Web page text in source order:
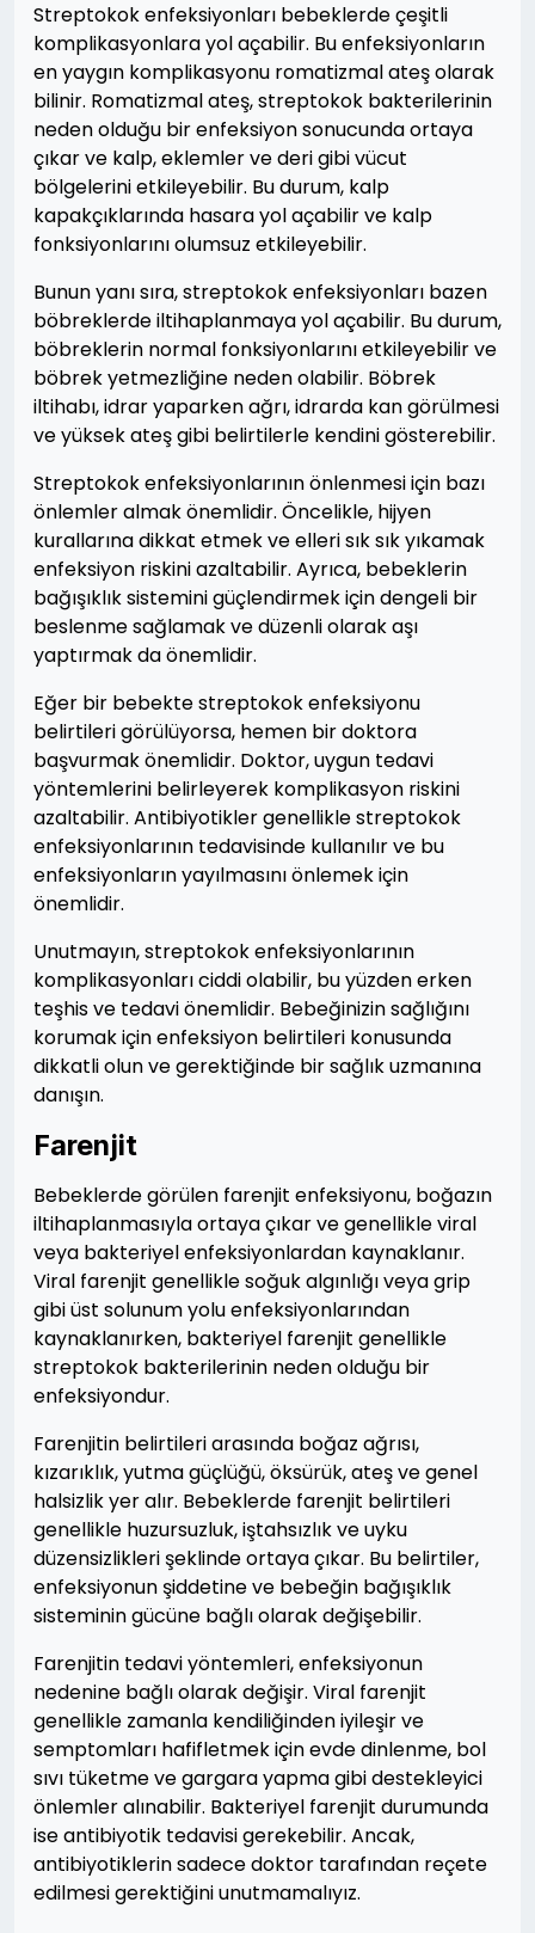
Streptokok enfeksiyonları bebeklerde çeşitli
komplikasyonlara yol açabilir. Bu enfeksiyonların
en yaygın komplikasyonu romatizmal ateş olarak
bilinir. Romatizmal ateş, streptokok bakterilerinin
neden olduğu bir enfeksiyon sonucunda ortaya
çıkar ve kalp, eklemler ve deri gibi vücut
bölgelerini etkileyebilir. Bu durum, kalp
kapakçıklarında hasara yol açabilir ve kalp
fonksiyonlarını olumsuz etkileyebilir.
Bunun yanı sıra, streptokok enfeksiyonları bazen
böbreklerde iltihaplanmaya yol açabilir. Bu durum,
böbreklerin normal fonksiyonlarını etkileyebilir ve
böbrek yetmezliğine neden olabilir. Böbrek
iltihabı, idrar yaparken ağrı, idrarda kan görülmesi
ve yüksek ateş gibi belirtilerle kendini gösterebilir.
Streptokok enfeksiyonlarının önlenmesi için bazı
önlemler almak önemlidir. Öncelikle, hijyen
kurallarına dikkat etmek ve elleri sık sık yıkamak
enfeksiyon riskini azaltabilir. Ayrıca, bebeklerin
bağışıklık sistemini güçlendirmek için dengeli bir
beslenme sağlamak ve düzenli olarak aşı
yaptırmak da önemlidir.
Eğer bir bebekte streptokok enfeksiyonu
belirtileri görülüyorsa, hemen bir doktora
başvurmak önemlidir. Doktor, uygun tedavi
yöntemlerini belirleyerek komplikasyon riskini
azaltabilir. Antibiyotikler genellikle streptokok
enfeksiyonlarının tedavisinde kullanılır ve bu
enfeksiyonların yayılmasını önlemek için
önemlidir.
Unutmayın, streptokok enfeksiyonlarının
komplikasyonları ciddi olabilir, bu yüzden erken
teşhis ve tedavi önemlidir. Bebeğinizin sağlığını
korumak için enfeksiyon belirtileri konusunda
dikkatli olun ve gerektiğinde bir sağlık uzmanına
danışın.
Farenjit
Bebeklerde görülen farenjit enfeksiyonu, boğazın
iltihaplanmasıyla ortaya çıkar ve genellikle viral
veya bakteriyel enfeksiyonlardan kaynaklanır.
Viral farenjit genellikle soğuk algınlığı veya grip
gibi üst solunum yolu enfeksiyonlarından
kaynaklanırken, bakteriyel farenjit genellikle
streptokok bakterilerinin neden olduğu bir
enfeksiyondur.
Farenjitin belirtileri arasında boğaz ağrısı,
kızarıklık, yutma güçlüğü, öksürük, ateş ve genel
halsizlik yer alır. Bebeklerde farenjit belirtileri
genellikle huzursuzluk, iştahsızlık ve uyku
düzensizlikleri şeklinde ortaya çıkar. Bu belirtiler,
enfeksiyonun şiddetine ve bebeğin bağışıklık
sisteminin gücüne bağlı olarak değişebilir.
Farenjitin tedavi yöntemleri, enfeksiyonun
nedenine bağlı olarak değişir. Viral farenjit
genellikle zamanla kendiliğinden iyileşir ve
semptomları hafifletmek için evde dinlenme, bol
sıvı tüketme ve gargara yapma gibi destekleyici
önlemler alınabilir. Bakteriyel farenjit durumunda
ise antibiyotik tedavisi gerekebilir. Ancak,
antibiyotiklerin sadece doktor tarafından reçete
edilmesi gerektiğini unutmamalıyız.